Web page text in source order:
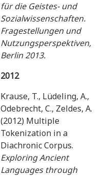
für die Geistes- und
Sozialwissenschaften.
Fragestellungen und
Nutzungsperspektiven,
Berlin 2013.
2012
Krause, T., Lüdeling, A.,
Odebrecht, C., Zeldes, A.
(2012) Multiple
Tokenization in a
Diachronic Corpus.
Exploring Ancient
Languages through